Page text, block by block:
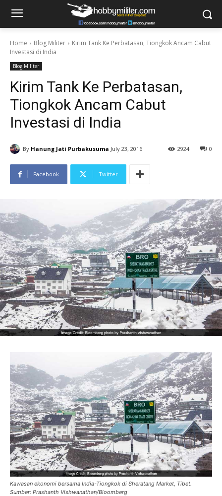
Home Blog Militer
Kirim Tank Ke Perbatasan, Tiongkok Ancam Cabut
Investasi di India
Blog Militer
Kirim Tank Ke Perbatasan,
Tiongkok Ancam Cabut
Investasi di India
By Hanung Jati Purbakusuma July 23, 2016 0
2924
Facebook Twitter
Kawasan ekonomi bersama India-Tiongkok di Sheratang Market, Tibet.
Sumber: Prashanth Vishwanathan/Bloomberg